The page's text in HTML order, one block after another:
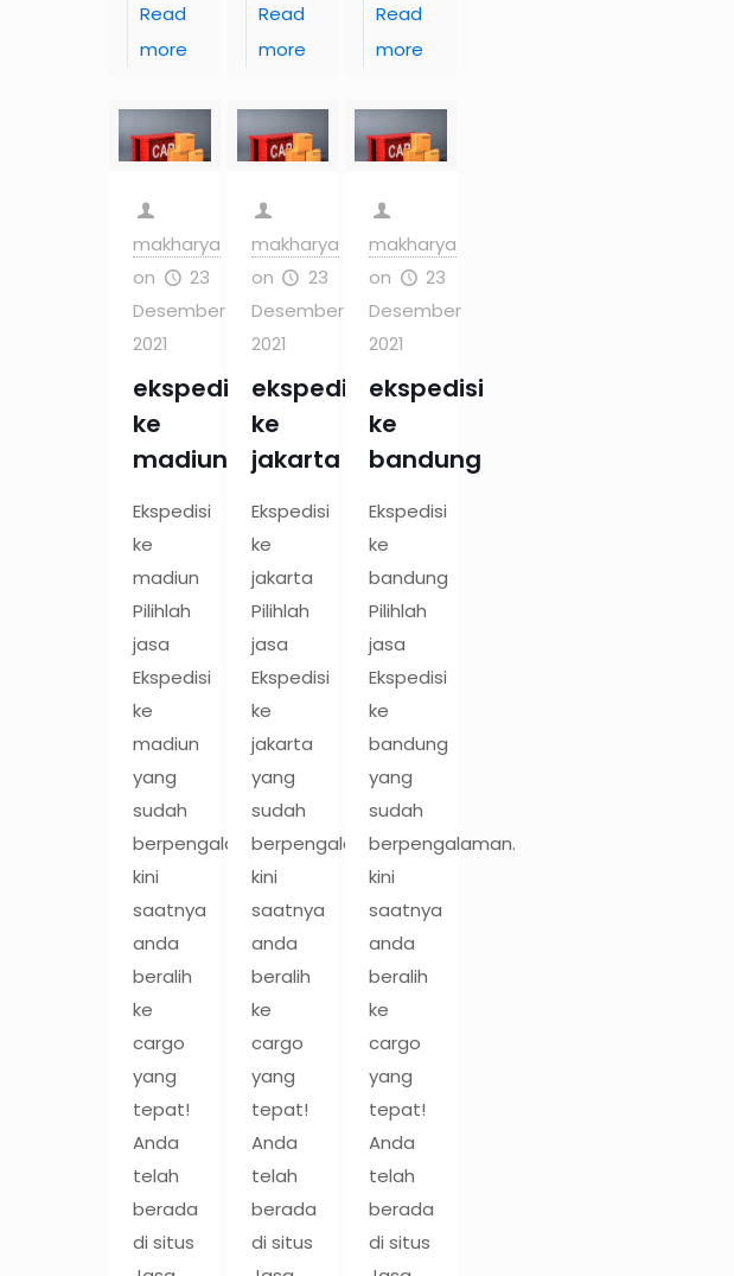
Read
more
Read
more
Read
more
makharya
on
23
Desember
2021
ekspedisi
ke
madiun
Ekspedisi
ke
madiun
Pilihlah
jasa
Ekspedisi
ke
madiun
yang
sudah
berpengalaman.
kini
saatnya
anda
beralih
ke
cargo
yang
tepat!
Anda
telah
berada
di situs
makharya
on
23
Desember
2021
ekspedisi
ke
jakarta
Ekspedisi
ke
jakarta
Pilihlah
jasa
Ekspedisi
ke
jakarta
yang
sudah
berpengalaman.
kini
saatnya
anda
beralih
ke
cargo
yang
tepat!
Anda
telah
berada
di situs
makharya
on
23
Desember
2021
ekspedisi
ke
bandung
Ekspedisi
ke
bandung
Pilihlah
jasa
Ekspedisi
ke
bandung
yang
sudah
berpengalaman.
kini
saatnya
anda
beralih
ke
cargo
yang
tepat!
Anda
telah
berada
di situs